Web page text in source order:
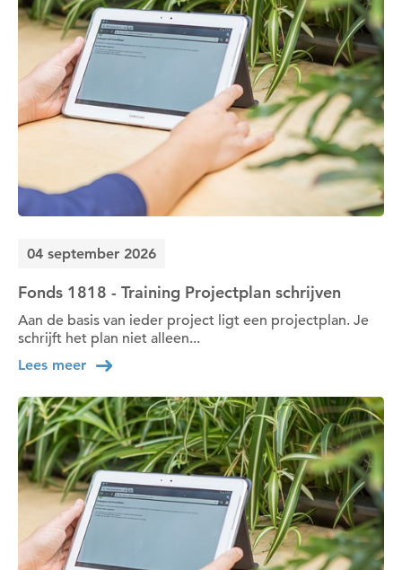
04 september 2026
Fonds 1818 - Training Projectplan schrijven
Aan de basis van ieder project ligt een projectplan. Je
schrijft het plan niet alleen...
Lees meer